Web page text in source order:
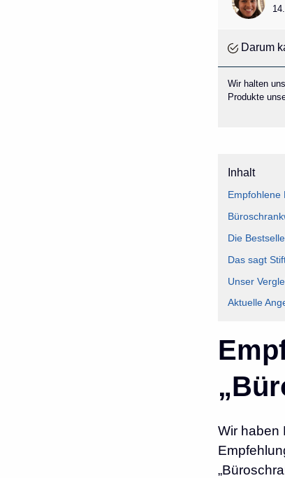
Darum
Wir halten
Produkte
Inhalt
Empfohlene
Die
Das sagt
Unser
Aktuelle
Wir haben